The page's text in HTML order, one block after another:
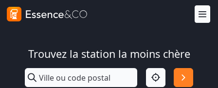
Trouvez la station la moins chère